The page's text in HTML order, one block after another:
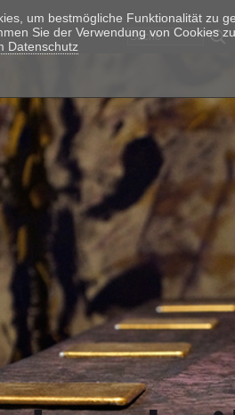
um bestmögliche Funktionalität zu
Sie der Verwendung von Cookies
Datenschutz